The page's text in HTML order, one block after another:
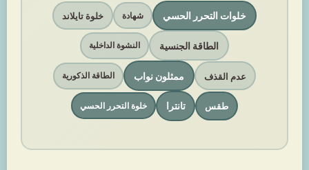
خلوات التحرر الحسي شهادة خلوة تايلاند
الطاقة الجنسية النشوة الداخلية
عدم القذف ممثلون نواب الطاقة الذكورية
طقس تانترا خلوة التحرر الحسي